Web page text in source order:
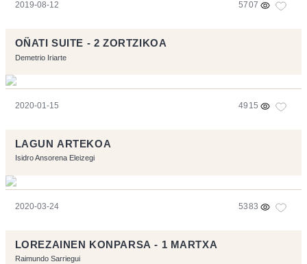
2019-08-12 5707
OÑATI SUITE - 2 ZORTZIKOA
Demetrio Iriarte
2020-01-15 4915
LAGUN ARTEKOA
Isidro Ansorena Eleizegi
2020-03-24 5383
LOREZAINEN KONPARSA - 1 MARTXA
Raimundo Sarriegui